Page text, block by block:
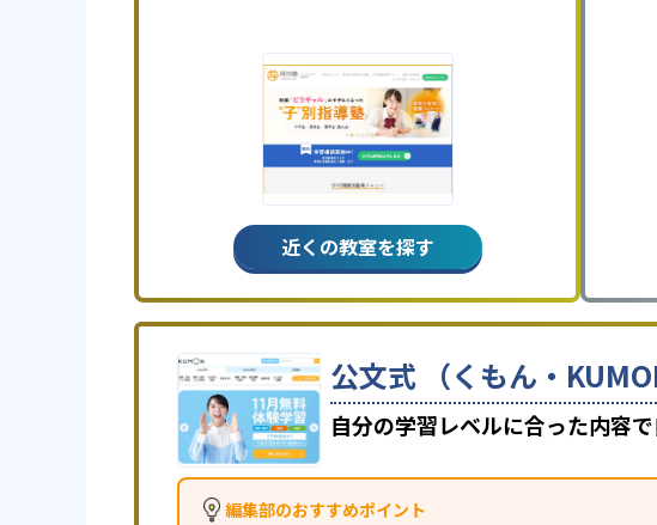
近くの教室を探す
公文式 （くもん・
自分の学習レベルに合った内容
編集部のおすすめポイント